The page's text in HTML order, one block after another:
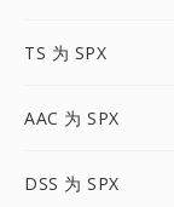
TS 为 SPX
AAC 为 SPX
DSS 为 SPX